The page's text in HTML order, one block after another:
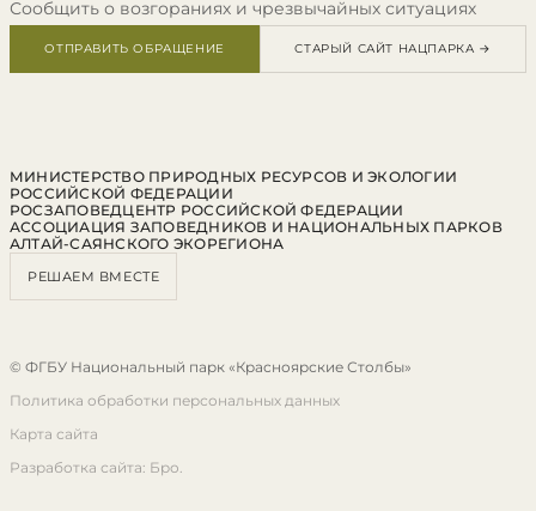
Сообщить о возгораниях и чрезвычайных ситуациях
ОТПРАВИТЬ ОБРАЩЕНИЕ СТАРЫЙ САЙТ НАЦПАРКА →
МИНИСТЕРСТВО ПРИРОДНЫХ РЕСУРСОВ И ЭКОЛОГИИ
РОССИЙСКОЙ ФЕДЕРАЦИИ
РОСЗАПОВЕДЦЕНТР РОССИЙСКОЙ ФЕДЕРАЦИИ
АССОЦИАЦИЯ ЗАПОВЕДНИКОВ И НАЦИОНАЛЬНЫХ ПАРКОВ
АЛТАЙ-САЯНСКОГО ЭКОРЕГИОНА
РЕШАЕМ ВМЕСТЕ
© ФГБУ Национальный парк «Красноярские Столбы»
Политика обработки персональных данных
Карта сайта
Разработка сайта: Бро.